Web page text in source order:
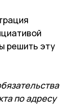
решить эту
по адресу